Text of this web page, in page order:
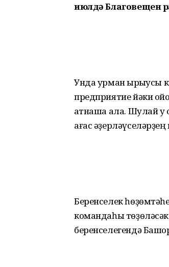
июлдә Благовещен
Унда урман ҡырҡыусы
предприятие йәки
ҡатнаша ала. Шулай
ағас
Беренселек
командаһы тѳҙѳләсәк
беренселегендә